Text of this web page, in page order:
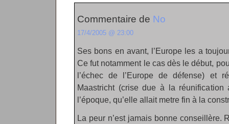
Commentaire de No
17/4/2005 @ 23:00
Ses bons en avant, l’Europe les a
Ce fut notamment le cas dès le début,
l’échec de l’Europe de défense) et
Maastricht (crise due à la
l’époque, qu’elle allait metre fin à la
La peur n’est jamais bonne conseillère.